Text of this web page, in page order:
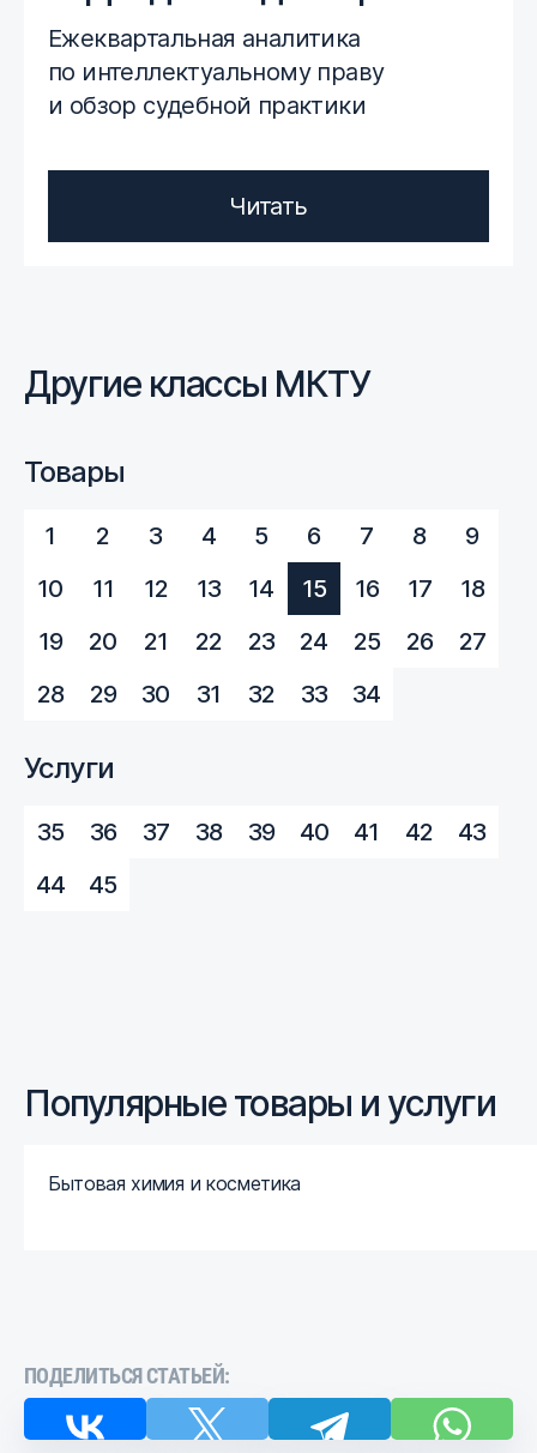
Ежеквартальная аналитика
по интеллектуальному праву
и обзор судебной практики
Читать
Другие классы МКТУ
Товары
1 2 3 4 5 6 7 8
9
10
11 12 13 14 15 16 17
18
19
20 21 22 23 24 25 26
27
28
29 30 31 32 33 34
Услуги
35 36 37 38 39 40 41 42
43
44
45
Популярные товары и услуги
Бытовая химия и косметика
ПОДЕЛИТЬСЯ СТАТЬЕЙ: